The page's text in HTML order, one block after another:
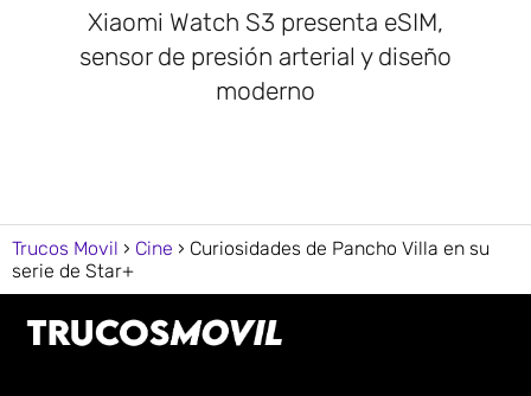
Xiaomi Watch S3 presenta eSIM,
sensor de presión arterial y diseño
moderno
Trucos Movil Cine
Curiosidades de Pancho Villa en su
serie de Star+